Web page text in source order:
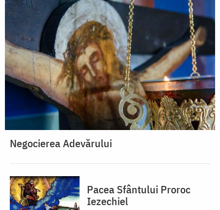
Negocierea Adevărului
Pacea Sfântului Proroc
Iezechiel